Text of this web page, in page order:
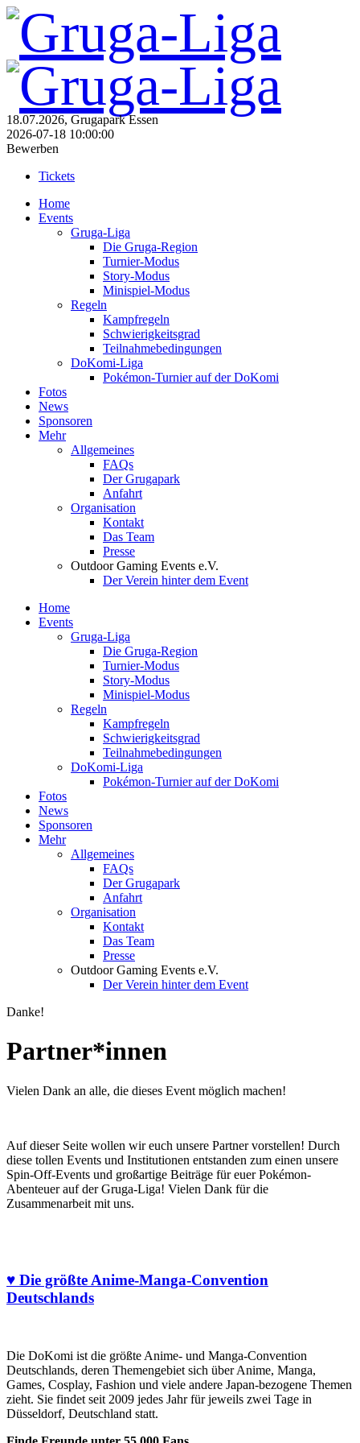
18.07.2026, Grugapark Essen
2026-07-18 10:00:00
Bewerben
Tickets
Home
Events
Gruga-Liga
Die Gruga-Region
Turnier-Modus
Story-Modus
Minispiel-Modus
Regeln
Kampfregeln
Schwierigkeitsgrad
Teilnahmebedingungen
DoKomi-Liga
Pokémon-Turnier auf der DoKomi
Fotos
News
Sponsoren
Mehr
Allgemeines
FAQs
Der Grugapark
Anfahrt
Organisation
Kontakt
Das Team
Presse
Outdoor Gaming Events e.V.
Der Verein hinter dem Event
Home
Events
Gruga-Liga
Die Gruga-Region
Turnier-Modus
Story-Modus
Minispiel-Modus
Regeln
Kampfregeln
Schwierigkeitsgrad
Teilnahmebedingungen
DoKomi-Liga
Pokémon-Turnier auf der DoKomi
Fotos
News
Sponsoren
Mehr
Allgemeines
FAQs
Der Grugapark
Anfahrt
Organisation
Kontakt
Das Team
Presse
Outdoor Gaming Events e.V.
Der Verein hinter dem Event
Danke!
Partner*innen
Vielen Dank an alle, die dieses Event möglich machen!
Auf dieser Seite wollen wir euch unsere Partner vorstellen! Durch
diese tollen Events und In­s­ti­tu­ti­onen entstanden zum einen unsere
Spin-Off-Events und großartige Beiträge für euer Pokémon-
Abenteuer auf der Gruga-Liga! Vielen Dank für die
Zusammenarbeit mit uns.
♥ Die größte Anime-Manga-Convention
Deutschlands
Die DoKomi ist die größte Anime- und Manga-Convention
Deutschlands, deren Themengebiet sich über Anime, Manga,
Games, Cosplay, Fashion und viele andere Japan-bezogene Themen
zieht. Sie findet seit 2009 jedes Jahr für jeweils zwei Tage in
Düsseldorf, Deutschland statt.